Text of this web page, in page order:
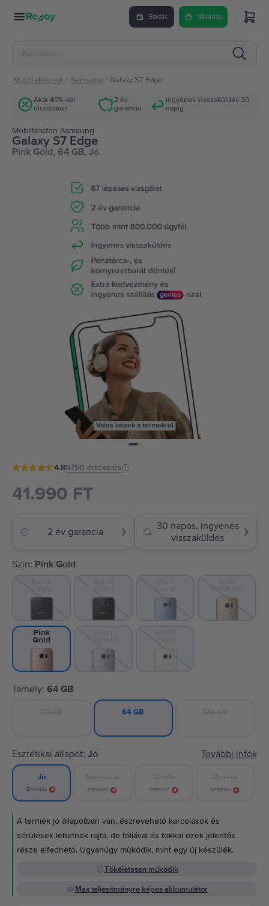
Eladás Vásárlás
Mobiltelefonok / Samsung / Galaxy S7 Edge
Akár 40%-kal
olcsóbban
2 év
garancia
Ingyenes visszaküldés 30
napig
Mobiltelefon Samsung
Galaxy S7 Edge
Pink Gold, 64 GB, Jó
Valós képek a termékről
4.89750 értékelés
41.990 FT
2 év garancia ❯
30 napos, ingyenes
visszaküldés
❯
Szín: Pink Gold
Pink
Gold
Tárhely: 64 GB
64 GB
Esztétikai állapot: Jó További infók
Jó
Értesítés Értesítés Értesítés Értesítés
A termék jó állapotban van; észrevehető karcolások és
sérülések lehetnek rajta, de fóliával és tokkal ezek jelentős
része elfedhető. Ugyanúgy működik, mint egy új készülék.
Tökéletesen működik
Max teljesítményre képes akkumulátor